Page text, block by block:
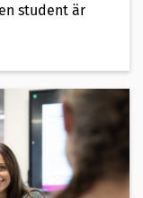
student är